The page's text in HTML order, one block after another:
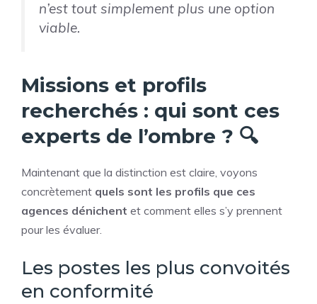
n’est tout simplement plus une option
viable.
Missions et profils
recherchés : qui sont ces
experts de l’ombre ? 🔍
Maintenant que la distinction est claire, voyons
concrètement quels sont les profils que ces
agences dénichent et comment elles s’y prennent
pour les évaluer.
Les postes les plus convoités
en conformité